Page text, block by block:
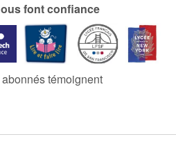
font confiance
témoignent